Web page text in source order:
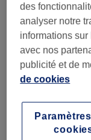
des
analyser notre
informations
avec nos
publicité et de
de cookies